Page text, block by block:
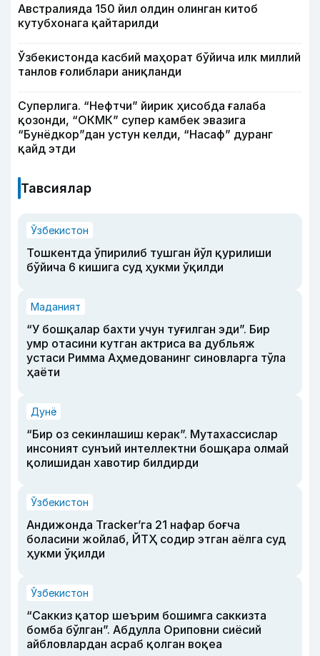
Австралияда 150 йил олдин олинган китоб
кутубхонага қайтарилди
Ўзбекистонда касбий маҳорат бўйича илк миллий
танлов ғолиблари аниқланди
Суперлига. “Нефтчи” йирик ҳисобда ғалаба
қозонди, “ОКМК” супер камбек эвазига
“Бунёдкор”дан устун келди, “Насаф” дуранг
қайд этди
Тавсиялар
Ўзбекистон
Тошкентда ўпирилиб тушган йўл қурилиши
бўйича 6 кишига суд ҳукми ўқилди
Маданият
“У бошқалар бахти учун туғилган эди”. Бир
умр отасини кутган актриса ва дубльяж
устаси Римма Аҳмедованинг синовларга тўла
ҳаёти
Дунё
“Бир оз секинлашиш керак”. Мутахассислар
инсоният сунъий интеллектни бошқара олмай
қолишидан хавотир билдирди
Ўзбекистон
Андижонда Tracker’га 21 нафар боғча
боласини жойлаб, ЙТҲ содир этган аёлга суд
ҳукми ўқилди
Ўзбекистон
“Саккиз қатор шеърим бошимга саккизта
бомба бўлган”. Абдулла Ориповни сиёсий
айбловлардан асраб қолган воқеа